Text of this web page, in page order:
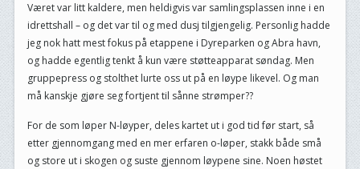
Været var litt kaldere, men heldigvis var samlingsplassen inne i en
idrettshall – og det var til og med dusj tilgjengelig. Personlig hadde
jeg nok hatt mest fokus på etappene i Dyreparken og Abra havn,
og hadde egentlig tenkt å kun være støtteapparat søndag. Men
gruppepress og stolthet lurte oss ut på en løype likevel. Og man
må kanskje gjøre seg fortjent til sånne strømper??
For de som løper N-løyper, deles kartet ut i god tid før start, så
etter gjennomgang med en mer erfaren o-løper, stakk både små
og store ut i skogen og suste gjennom løypene sine. Noen høstet